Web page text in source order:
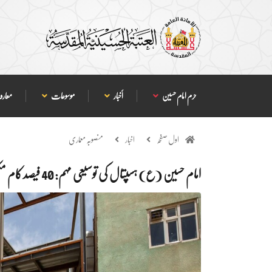
حرم امام حسین أخبار موسوعات
اول صفحہ اخبار منصوبہ معماری
امام حسین (ع) ہسپتال کی توسیعی مہم: 40 فیصد کام مکمل